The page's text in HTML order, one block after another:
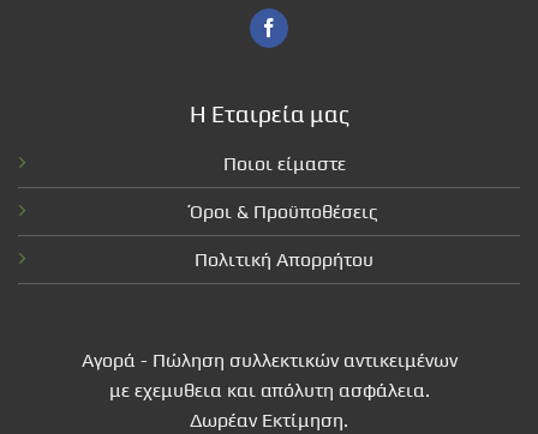
Η Εταιρεία μας
Ποιοι είμαστε
Όροι & Προϋποθέσεις
Πολιτική Απορρήτου
Αγορά - Πώληση συλλεκτικών αντικειμένων
με εχεμυθεια και απόλυτη ασφάλεια.
Δωρέαν Εκτίμηση.